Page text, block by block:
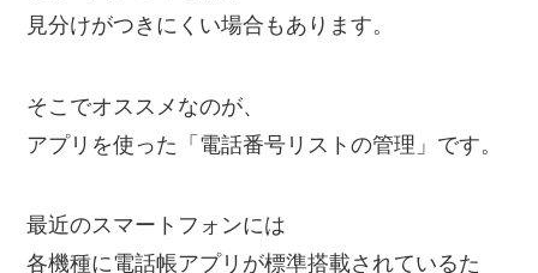
見分けがつきにくい場合もあります。
そこでオススメなのが、
アプリを使った「電話番号リストの管理」です。
最近のスマートフォンには
各機種に電話帳アプリが標準搭載されているた